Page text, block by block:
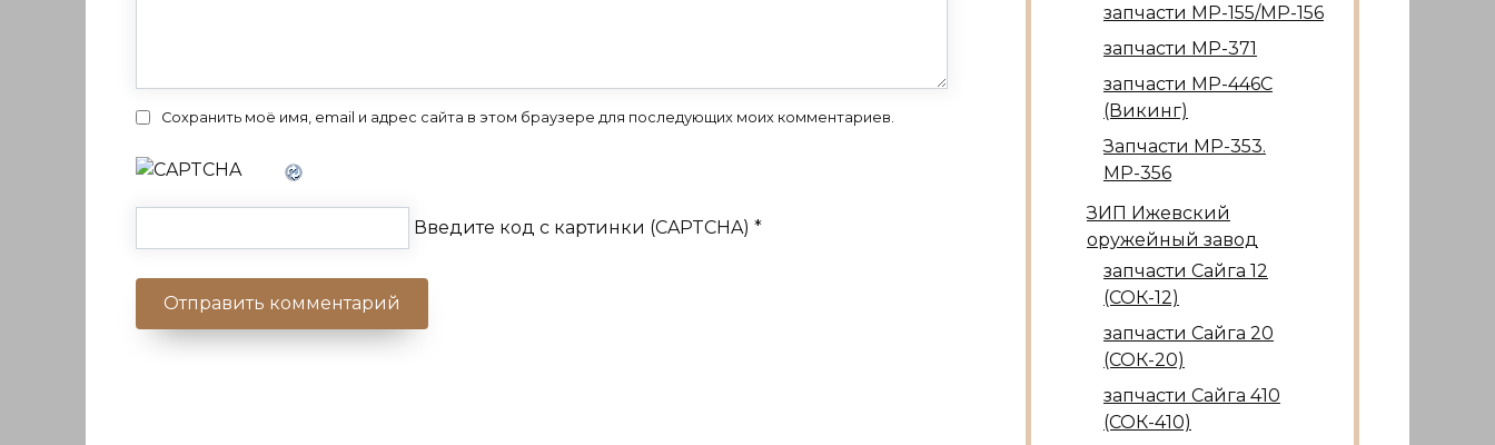
Сохранить моё имя, email и адрес сайта в этом браузере для последующих моих комментариев.
Введите код с картинки (CAPTCHA) *
запчасти МР-155/МР-156
запчасти МР-371
запчасти МР-446С
(Викинг)
Запчасти МР-353.
МР-356
ЗИП Ижевский
оружейный завод
запчасти Сайга 12
(СОК-12)
запчасти Сайга 20
(СОК-20)
запчасти Сайга 410
(СОК-410)